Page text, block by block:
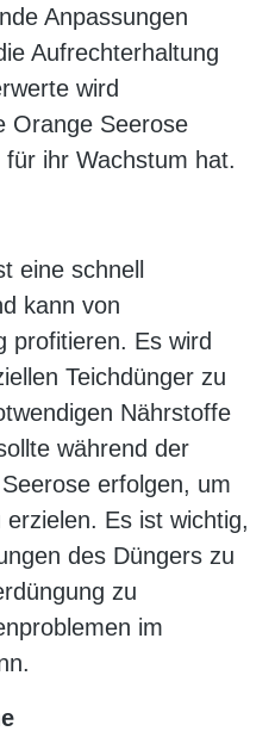
Anpassungen
Aufrechterhaltung
wird
Orange Seerose
ihr Wachstum hat.
eine schnell
kann von
profitieren. Es wird
Teichdünger zu
Nährstoffe
während der
erfolgen, um
Es ist wichtig,
des Düngers zu
zu
im